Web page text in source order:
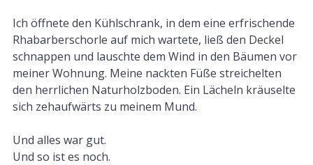
Ich öffnete den Kühlschrank, in dem eine erfrischende
Rhabarberschorle auf mich wartete, ließ den Deckel
schnappen und lauschte dem Wind in den Bäumen vor
meiner Wohnung. Meine nackten Füße streichelten
den herrlichen Naturholzboden. Ein Lächeln kräuselte
sich zehaufwärts zu meinem Mund.
Und alles war gut.
Und so ist es noch.